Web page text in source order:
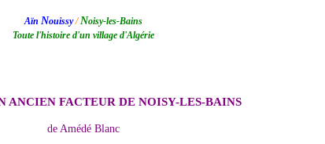
Aïn Nouissy/Noisy-les-Bains
Toute l'histoire d'un village d'Algérie
ANCIEN FACTEUR DE NOISY-LES-BAINS
de Amédé Blanc